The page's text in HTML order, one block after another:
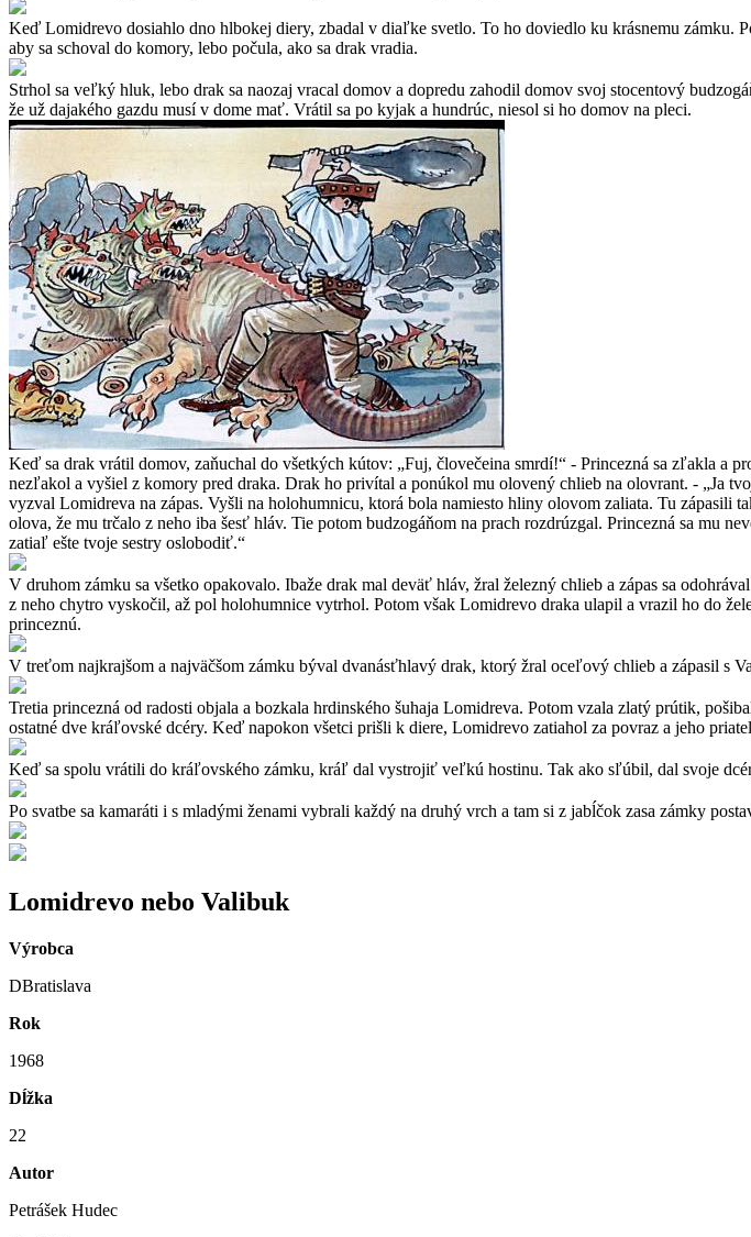
Keď Lomidrevo dosiahlo dno hlbokej diery, zbadal v diaľke svetlo. To ho doviedlo ku krásnemu
aby sa schoval do komory, lebo počula, ako sa drak vradia.
Strhol sa veľký hluk, lebo drak sa naozaj vracal domov a dopredu zahodil domov svoj stocentový
že už dajakého gazdu musí v dome mať. Vrátil sa po kyjak a hundrúc, niesol si ho domov na pleci.
Keď sa drak vrátil domov, zaňuchal do všetkých kútov: „Fuj, človečeina smrdí!“ - Princezná sa zľakla
nezľakol a vyšiel z komory pred draka. Drak ho privítal a ponúkol mu olovený chlieb na olovrant. - „Ja
vyzval Lomidreva na zápas. Vyšli na holohumnicu, ktorá bola namiesto hliny olovom zaliata. Tu
olova, že mu trčalo z neho iba šesť hláv. Tie potom budzogáňom na prach rozdrúzgal. Princezná sa mu
zatiaľ ešte tvoje sestry oslobodiť.“
V druhom zámku sa všetko opakovalo. Ibaže drak mal deväť hláv, žral železný chlieb a zápas sa
z neho chytro vyskočil, až pol holohumnice vytrhol. Potom však Lomidrevo draka ulapil a vrazil ho do
princeznú.
V treťom najkrajšom a najväčšom zámku býval dvanásťhlavý drak, ktorý žral oceľový chlieb a zápasil
Tretia princezná od radosti objala a bozkala hrdinského šuhaja Lomidreva. Potom vzala zlatý prútik,
ostatné dve kráľovské dcéry. Keď napokon všetci prišli k diere, Lomidrevo zatiahol za povraz a jeho
Keď sa spolu vrátili do kráľovského zámku, kráľ dal vystrojiť veľkú hostinu. Tak ako sľúbil, dal svoje
Po svatbe sa kamaráti i s mladými ženami vybrali každý na druhý vrch a tam si z jabĺčok zasa zámky
Lomidrevo nebo Valibuk
Výrobca
DBratislava
Rok
1968
Dĺžka
22
Autor
Petrášek Hudec